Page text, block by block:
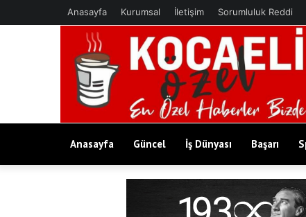
Anasayfa Kurumsal İletişim Sorumluluk Reddi
Anasayfa Güncel İş Dünyası Başarı